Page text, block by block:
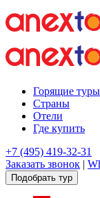
Горящие туры
Страны
Отели
Где купить
+7 (495) 419-32-31
Заказать звонок |
Подобрать тур